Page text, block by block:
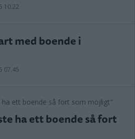
10.22
med boende i
07.45
ha ett boende så fort